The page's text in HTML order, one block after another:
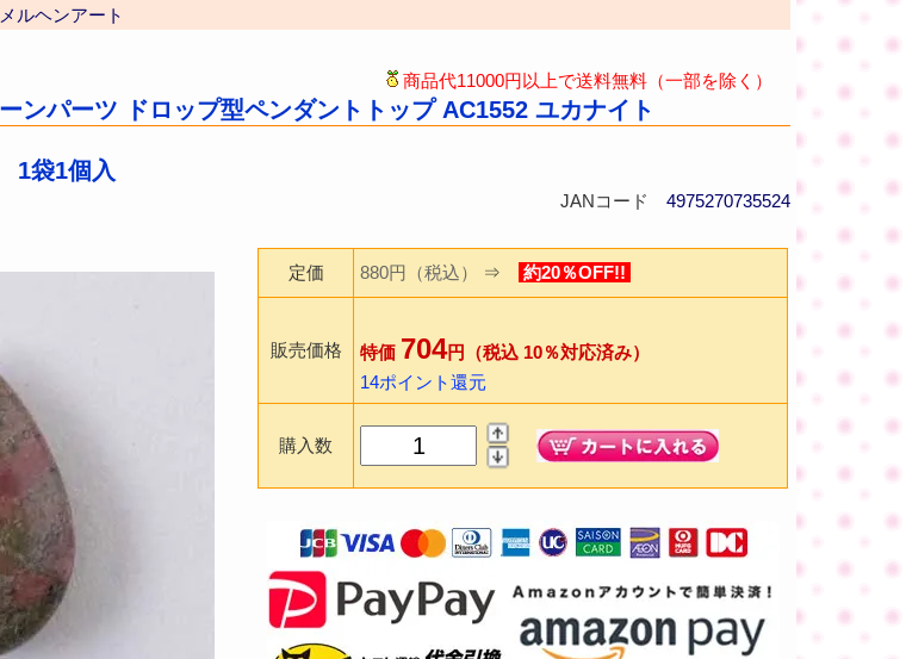
メルヘンアート
商品代11000円以上で送料無料（一部を除く）
ンパーツ ドロップ型ペンダントトップ AC1552 ユカナイト
1袋1個入
JANコード 4975270735524
定価 880円（税込） ⇒ 約20％OFF!!
販売価格 特価 704円（税込 10％対応済み）
14ポイント還元
購入数